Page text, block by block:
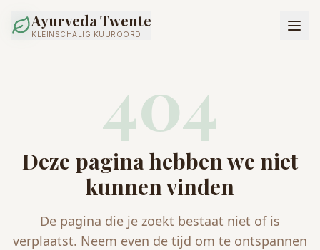
Ayurveda Twente
KLEINSCHALIG KUUROORD
404
Deze pagina hebben we niet
kunnen vinden
De pagina die je zoekt bestaat niet of is
verplaatst. Neem even de tijd om te ontspannen